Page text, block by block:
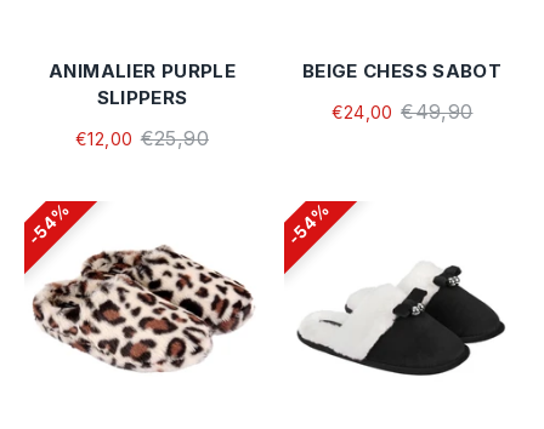
ANIMALIER PURPLE
SLIPPERS
€12,00 €25,90
BEIGE CHESS SABOT
€24,00 €49,90
54% 54%